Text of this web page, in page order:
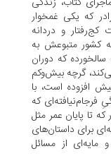
که یکى غمخوار
و دردانه
کشور متبوعش به
که دوران
گرچه بیش‌وکم
افزوده است، با
فرجام‌نیافته‌اى که
تا پایان عمر مثل
براى داستان‌هاى
مایه‌اى از مسائل